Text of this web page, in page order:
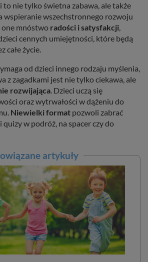
to nie tylko świetna zabawa, ale także
wspieranie wszechstronnego rozwoju
one mnóstwo radości i satysfakcji,
cennych umiejętności, które będą
całe życie.
od dzieci innego rodzaju myślenia,
z zagadkami jest nie tylko ciekawa, ale
rozwijająca. Dzieci uczą się
oraz wytrwałości w dążeniu do
Niewielki format pozwoli zabrać
quizy w podróż, na spacer czy do
artykuły